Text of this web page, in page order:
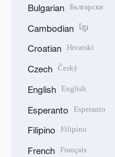
Bulgarian Български
Cambodian ខ្មែរ
Croatian Hrvatski
Czech Český
English English
Esperanto Esperanto
Filipino Filipino
French Français